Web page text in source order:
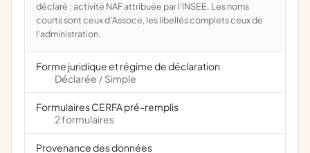
déclaré ; activité NAF attribuée par l'INSEE. Les noms
courts sont ceux d'Assoce, les libellés complets ceux de
l'administration.
Forme juridique et régime de déclaration
Déclarée / Simple
Formulaires CERFA pré-remplis
2 formulaires
Provenance des données